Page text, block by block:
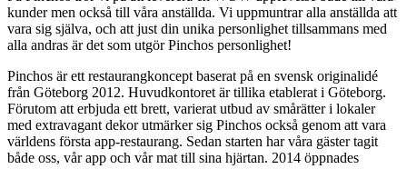
kunder men också till våra anställda. Vi uppmuntrar alla anställda att
vara sig själva, och att just din unika personlighet tillsammans med
alla andras är det som utgör Pinchos personlighet!
Pinchos är ett restaurangkoncept baserat på en svensk originalidé
från Göteborg 2012. Huvudkontoret är tillika etablerat i Göteborg.
Förutom att erbjuda ett brett, varierat utbud av smårätter i lokaler
med extravagant dekor utmärker sig Pinchos också genom att vara
världens första app-restaurang. Sedan starten har våra gäster tagit
både oss, vår app och vår mat till sina hjärtan. 2014 öppnades